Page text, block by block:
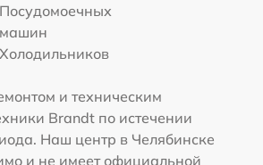
Посудомоечных
машин
Холодильников
и техническим
Brandt по истечении
Наш центр в Челябинске
и не имеет официальной